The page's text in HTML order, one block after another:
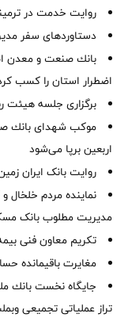
روایت خدمت در
دستاوردهای سفر
بانك صنعت و معدن
اضطرار استان را كسب
برگزاری جلسه هیئت
موكب شهدای بانك
اربعین برپا می‌شود
روایت بانک ایران
مدیریت مطلوب بانک
تکریم معاون فنی
مغایرت‌ باقیمانده حساب‌های
تراز عملیاتی تجمیعی